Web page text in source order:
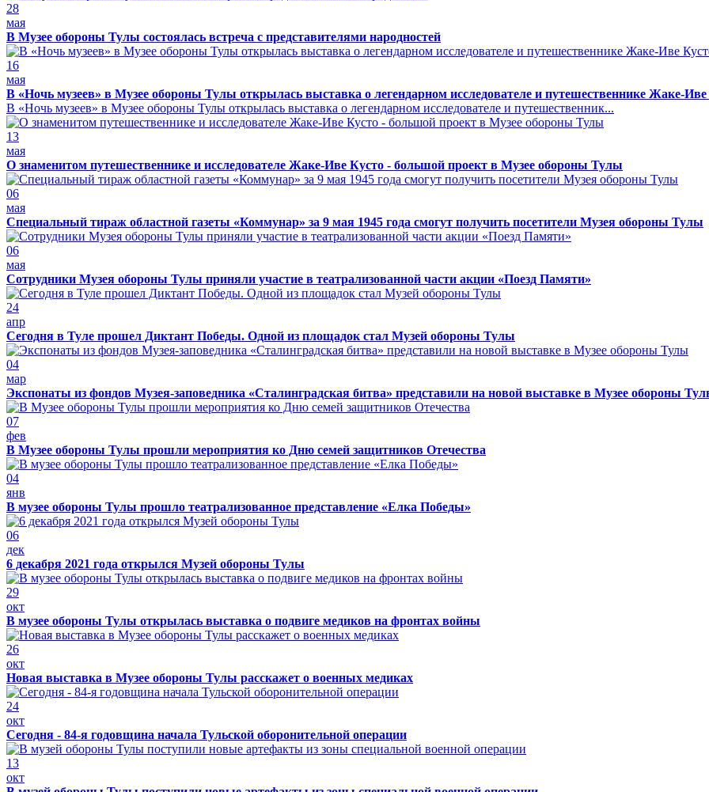
28
мая
В Музее обороны Тулы состоялась встреча с представителями народностей
16
мая
В «Ночь музеев» в Музее обороны Тулы открылась выставка о легендарном исследователе и путешественнике Жаке-
В «Ночь музеев» в Музее обороны Тулы открылась выставка о легендарном исследователе и путешественник...
13
мая
О знаменитом путешественнике и исследователе Жаке-Иве Кусто - большой проект в Музее обороны Тулы
06
мая
Специальный тираж областной газеты «Коммунар» за 9 мая 1945 года смогут получить посетители Музея обороны Тулы
06
мая
Сотрудники Музея обороны Тулы приняли участие в театрализованной части акции «Поезд Памяти»
24
апр
Сегодня в Туле прошел Диктант Победы. Одной из площадок стал Музей обороны Тулы
04
мар
Экспонаты из фондов Музея-заповедника «Сталинградская битва» представили на новой выставке в Музее обороны
07
фев
В Музее обороны Тулы прошли мероприятия ко Дню семей защитников Отечества
04
янв
В музее обороны Тулы прошло театрализованное представление «Елка Победы»
06
дек
6 декабря 2021 года открылся Музей обороны Тулы
29
окт
В музее обороны Тулы открылась выставка о подвиге медиков на фронтах войны
26
окт
Новая выставка в Музее обороны Тулы расскажет о военных медиках
24
окт
Сегодня - 84-я годовщина начала Тульской оборонительной операции
13
окт